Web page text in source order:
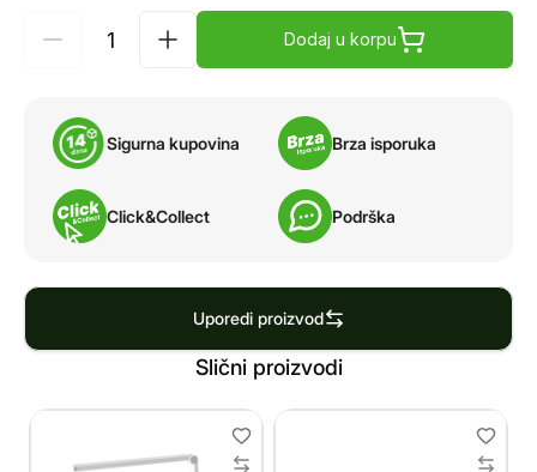
Dodaj u korpu
Sigurna kupovina Brza isporuka
Click&Collect Podrška
Uporedi proizvod
Slični proizvodi